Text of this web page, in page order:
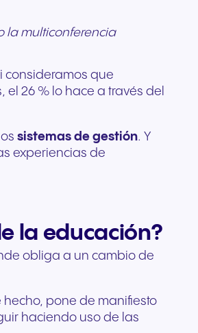
la multiconferencia
consideramos que
26 % lo hace a través del
sistemas de gestión. Y
experiencias de
la educación?
obliga a un cambio de
pone de manifiesto
haciendo uso de las